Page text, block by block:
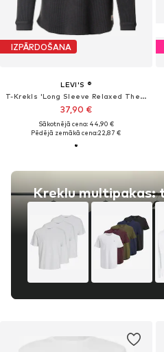
IZPĀRDOŠANA
LEVI'S ®
T-Krekls 'Long Sleeve Relaxed Thermal Tee'
37,90 €
Sākotnējā cena: 44,90 €
Pēdējā zemākā cena:22,87 €
Kreklu multipakas: